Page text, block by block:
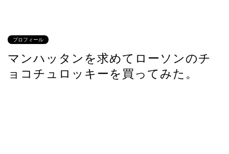
プロフィール
マンハッタンを求めてローソンのチ
ョコチュロッキーを買ってみた。